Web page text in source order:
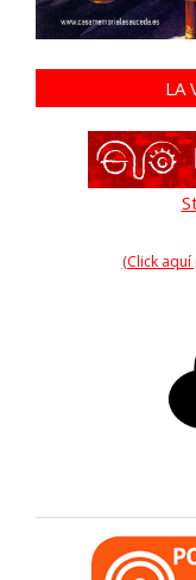
LA
(Click